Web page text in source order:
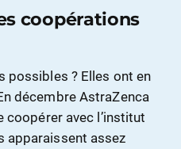
coopérations
possibles ? Elles ont en
décembre AstraZenca
avec l’institut
apparaissent assez